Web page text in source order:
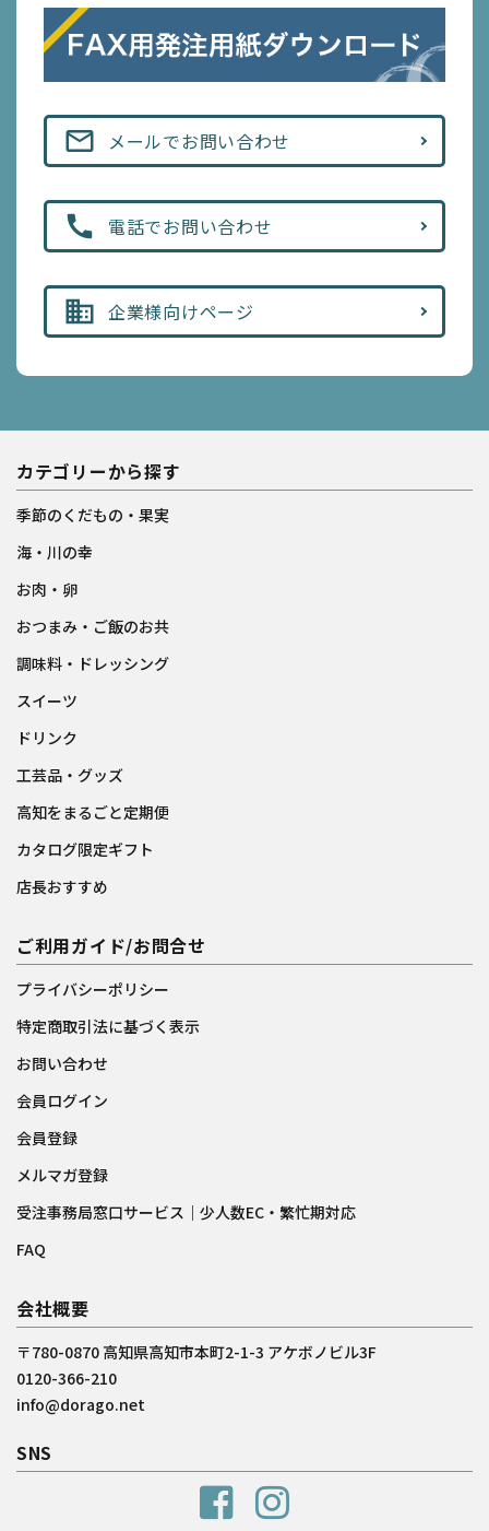
mail_outline メールでお問い合わせ
call 電話でお問い合わせ
business 企業様向けページ
カテゴリーから探す
季節のくだもの・果実
海・川の幸
お肉・卵
おつまみ・ご飯のお共
調味料・ドレッシング
スイーツ
ドリンク
工芸品・グッズ
高知をまるごと定期便
カタログ限定ギフト
店長おすすめ
ご利用ガイド/お問合せ
プライバシーポリシー
特定商取引法に基づく表示
お問い合わせ
会員ログイン
会員登録
メルマガ登録
受注事務局窓口サービス｜少人数EC・繁忙期対応
FAQ
会社概要
〒780-0870 高知県高知市本町2-1-3 アケボノビル3F
0120-366-210
info@dorago.net
SNS